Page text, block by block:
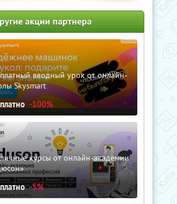
акции партнера
вводный урок от онлайн-
Skysmart
-100%
курсы от онлайн-академии
-5%